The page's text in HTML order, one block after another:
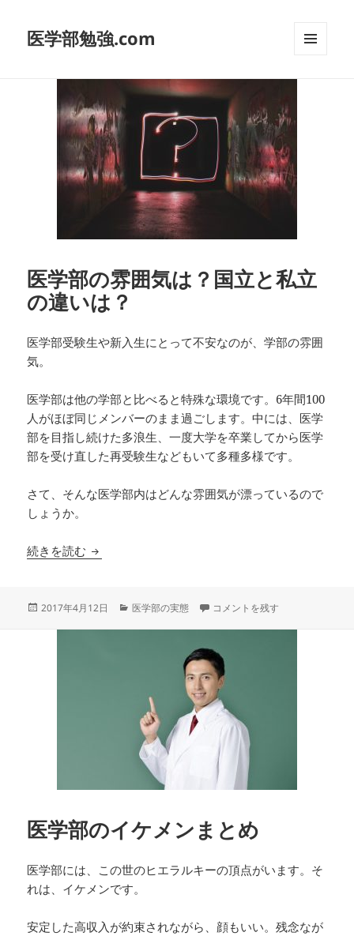
医学部勉強.com
ーとウ
医学部の雰囲気は？国立と私立
の違いは？
医学部受験生や新入生にとって不安なのが、学部の雰囲
気。
医学部は他の学部と比べると特殊な環境です。6年間100
人がほぼ同じメンバーのまま過ごします。中には、医学
部を目指し続けた多浪生、一度大学を卒業してから医学
部を受け直した再受験生などもいて多種多様です。
さて、そんな医学部内はどんな雰囲気が漂っているので
しょうか。
続きを読む 医学部の雰囲気は？国立と私立の違いは？
投
2017年4月12日
カ
医学部の実態 医学部の雰囲気は？国立と私立
コメントを残す
医学部のイケメンまとめ
医学部には、この世のヒエラルキーの頂点がいます。そ
れは、イケメンです。
安定した高収入が約束されながら、顔もいい。残念なが